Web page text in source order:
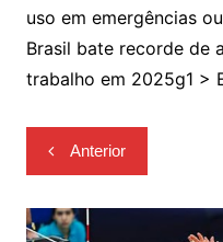
uso em emergências
Brasil bate recorde de
trabalho em 2025g1 >
Navegação
de
Post
Anterior